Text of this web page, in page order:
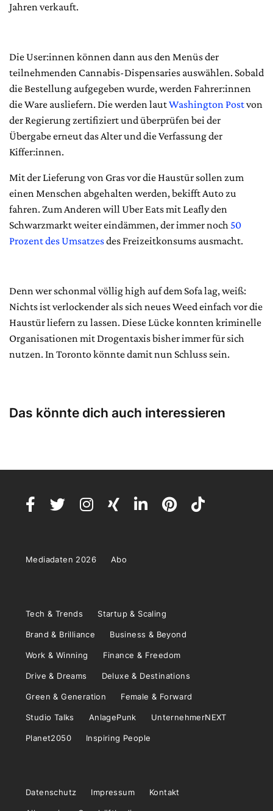
Jahren verkauft.
Die User:innen können dann aus den Menüs der
teilnehmenden Cannabis-Dispensaries auswählen. Sobald
die Bestellung aufgegeben wurde, werden Fahrer:innen
die Ware ausliefern. Die werden lautWashington Postvon
der Regierung zertifiziert und überprüfen bei der
Übergabe erneut das Alter und die Verfassung der
Kiffer:innen.
Mit der Lieferung von Gras vor die Haustür sollen zum
einen Menschen abgehalten werden, bekifft Auto zu
fahren. Zum Anderen will Uber Eats mit Leafly den
Schwarzmarkt weiter eindämmen, der immer noch 50
Prozent des Umsatzesdes Freizeitkonsums ausmacht.
Denn wer schonmal völlig high auf dem Sofa lag, weiß:
Nichts ist verlockender als sich neues Weed einfach vor die
Haustür liefern zu lassen. Diese Lücke konnten kriminelle
Organisationen mit Drogentaxis bisher immer für sich
nutzen. In Toronto könnte damit nun Schluss sein.
Das könnte dich auch interessieren
Mediadaten 2026 Abo
Tech & Trends Startup & Scaling
Brand & Brilliance Business & Beyond
Work & Winning Finance & Freedom
Drive & Dreams Deluxe & Destinations
Green & Generation Female & Forward
Studio Talks AnlagePunk UnternehmerNEXT
Planet2050 Inspiring People
Datenschutz Impressum Kontakt